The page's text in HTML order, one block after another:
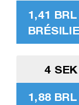
1,41
4
1,88